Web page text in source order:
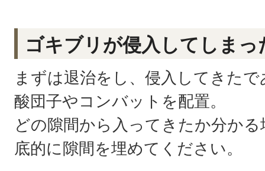
ゴキブリが侵入してしまっ
まずは退治をし、侵入してきた
酸団子やコンバットを配置。
どの隙間から入ってきたか分か
底的に隙間を埋めてください。